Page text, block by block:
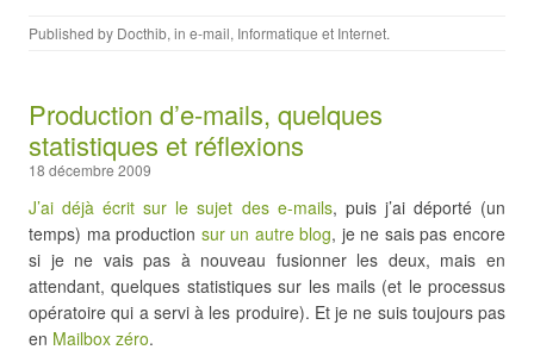
Published by Docthib, in e-mail, Informatique et Internet.
Production d’e-mails, quelques
statistiques et réflexions
18 décembre 2009
J’ai déjà écrit sur le sujet des e-mails, puis j’ai déporté (un
temps) ma production sur un autre blog, je ne sais pas encore
si je ne vais pas à nouveau fusionner les deux, mais en
attendant, quelques statistiques sur les mails (et le processus
opératoire qui a servi à les produire). Et je ne suis toujours pas
en Mailbox zéro.